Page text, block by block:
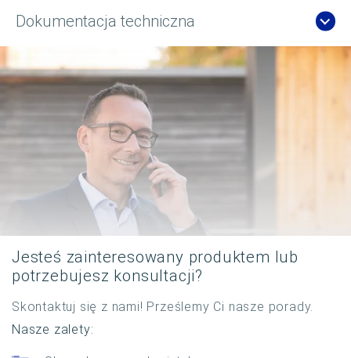
Dokumentacja techniczna
Jesteś zainteresowany produktem lub
potrzebujesz konsultacji?
Skontaktuj się z nami! Prześlemy Ci nasze porady.
Nasze zalety: